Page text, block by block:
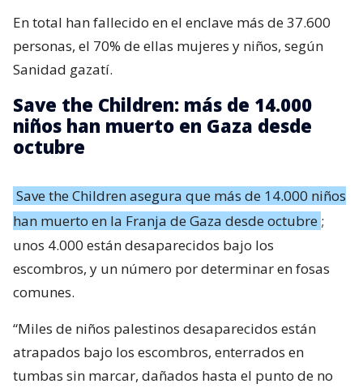
En total han fallecido en el enclave más de 37.600
personas, el 70% de ellas mujeres y niños, según
Sanidad gazatí.
Save the Children: más de 14.000
niños han muerto en Gaza desde
octubre
Save the Children asegura que más de 14.000 niños
han muerto en la Franja de Gaza desde octubre ;
unos 4.000 están desaparecidos bajo los
escombros, y un número por determinar en fosas
comunes.
“Miles de niños palestinos desaparecidos están
atrapados bajo los escombros, enterrados en
tumbas sin marcar, dañados hasta el punto de no